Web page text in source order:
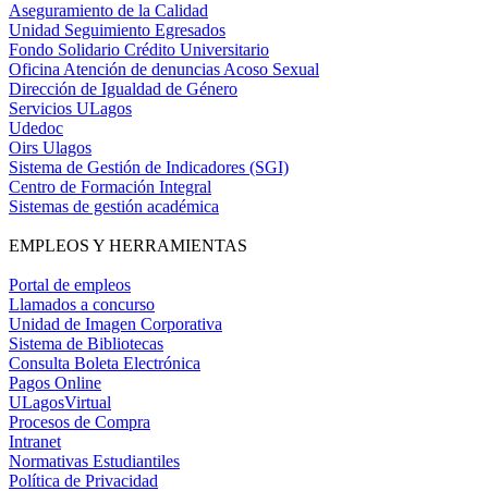
Aseguramiento de la Calidad
Unidad Seguimiento Egresados
Fondo Solidario Crédito Universitario
Oficina Atención de denuncias Acoso Sexual
Dirección de Igualdad de Género
Servicios ULagos
Udedoc
Oirs Ulagos
Sistema de Gestión de Indicadores (SGI)
Centro de Formación Integral
Sistemas de gestión académica
EMPLEOS Y HERRAMIENTAS
Portal de empleos
Llamados a concurso
Unidad de Imagen Corporativa
Sistema de Bibliotecas
Consulta Boleta Electrónica
Pagos Online
ULagosVirtual
Procesos de Compra
Intranet
Normativas Estudiantiles
Política de Privacidad